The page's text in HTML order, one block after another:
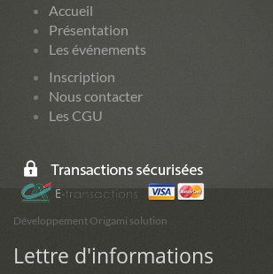
Accueil
Présentation
Les événements
Inscription
Nous contacter
Les CGU
Développement Origami solution
Lettre d'informations